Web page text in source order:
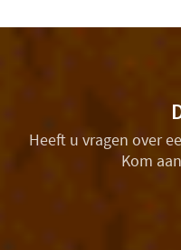
Heeft u vragen over
Kom